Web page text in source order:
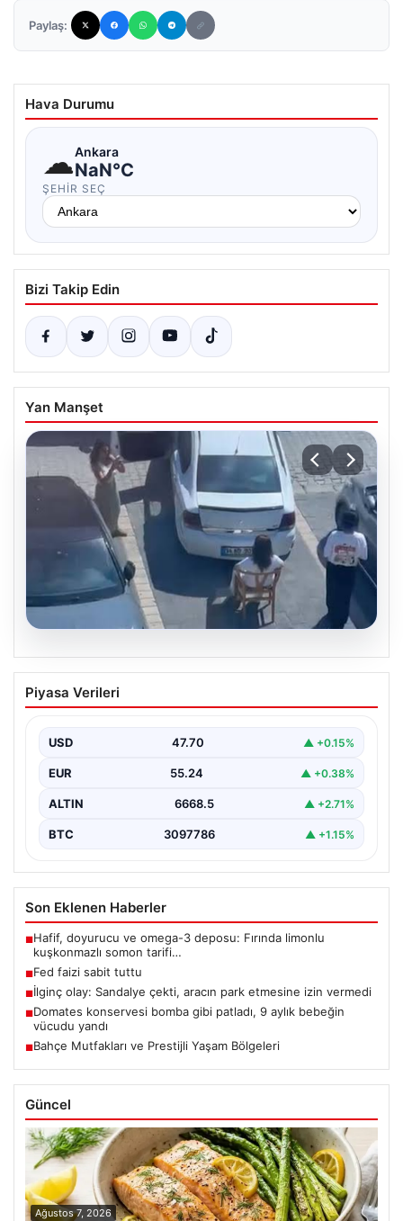
Paylaş:
Hava Durumu
☁Ankara
NaN°C
ŞEHIR SEÇ
Bizi Takip Edin
Yan Manşet
05.08.2026
İlginç olay: Sandalye çekti, aracın park
etmesine izin vermedi
Otomobilin Park Etmesine Tepkili Çalışan Arasında
Gerginlik Yaşandı",…
Piyasa Verileri
USD 47.70 ▲ +0.15%
EUR 55.24 ▲ +0.38%
ALTIN 6668.5 ▲ +2.71%
BTC 3097786 ▲ +1.15%
Son Eklenen Haberler
■Hafif, doyurucu ve omega-3 deposu: Fırında limonlu
kuşkonmazlı somon tarifi…
■Fed faizi sabit tuttu
■İlginç olay: Sandalye çekti, aracın park etmesine izin vermedi
■Domates konservesi bomba gibi patladı, 9 aylık bebeğin
vücudu yandı
■Bahçe Mutfakları ve Prestijli Yaşam Bölgeleri
Güncel
Ağustos 7, 2026